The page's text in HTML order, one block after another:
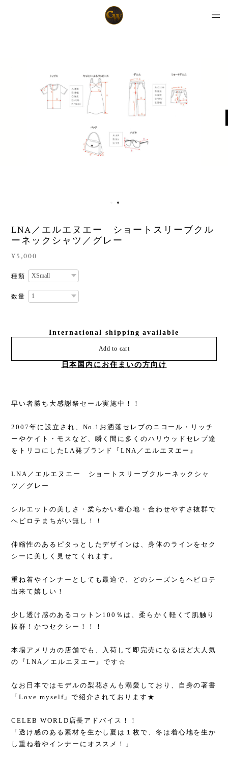
LNA／エルエヌエー ショートスリーブクル
ーネックシャツ／グレー
¥5,000
種類
数量
International shipping available
Add to cart
日本国内にお住まいの方向け
早い者勝ち大感謝祭セール実施中！！
2007年に設立され、No.1お洒落セレブのニコール・リッチ
ーやケイト・モスなど、瞬く間に多くのハリウッドセレブ達
をトリコにしたLA発ブランド『LNA／エルエヌエー』
LNA／エルエヌエー ショートスリーブクルーネックシャ
ツ／グレー
シルエットの美しさ・柔らかい着心地・合わせやすさ抜群で
ヘビロテまちがい無し！！
伸縮性のあるピタっとしたデザインは、身体のラインをセク
シーに美しく見せてくれます。
重ね着やインナーとしても最適で、どのシーズンもヘビロテ
出来て嬉しい！
少し透け感のあるコットン100％は、柔らかく軽くて肌触り
抜群！かつセクシー！！！
本場アメリカの店舗でも、入荷して即完売になるほど大人気
の『LNA／エルエヌエー』です☆
なお日本ではモデルの梨花さんも溺愛しており、自身の著書
「Love myself」で紹介されております★
CELEB WORLD店長アドバイス！！
「透け感のある素材を生かし夏は１枚で、冬は着心地を生か
し重ね着やインナーにオススメ！」